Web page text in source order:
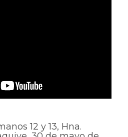
12 y 13, Hna.